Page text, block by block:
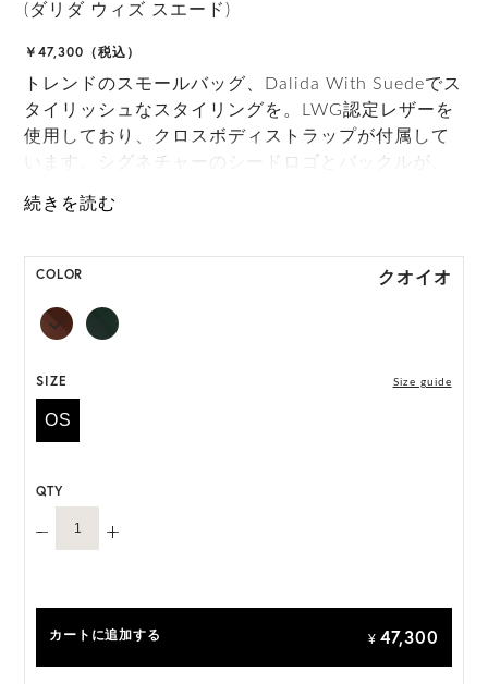
(ダリダ ウィズ スエード)
￥47,300（税込）
トレンドのスモールバッグ、Dalida With Suedeでス
タイリッシュなスタイリングを。LWG認定レザーを
使用しており、クロスボディストラップが付属して
います。シグネチャーのシードロゴとバックルが、
す。
HAT BOX に収納できない商品です。
COLOR クオイオ
SIZE Size guide
OS
QTY
カートに追加する ¥ 47,300